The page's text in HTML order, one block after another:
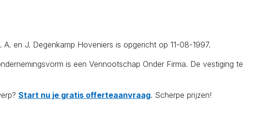
. A. en J. Degenkamp Hoveniers is opgericht op 11-08-1997.
is een Vennootschap Onder Firma. De vestiging te
Start nu je gratis offerteaanvraag. Scherpe prijzen!